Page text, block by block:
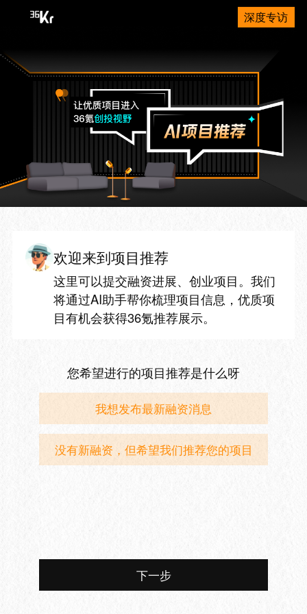
深度专访
欢迎来到项目推荐
这里可以提交融资进展、创业项目。我们
将通过AI助手帮你梳理项目信息，优质项
目有机会获得36氪推荐展示。
您希望进行的项目推荐是什么呀
我想发布最新融资消息
没有新融资，但希望我们推荐您的项目
下一步